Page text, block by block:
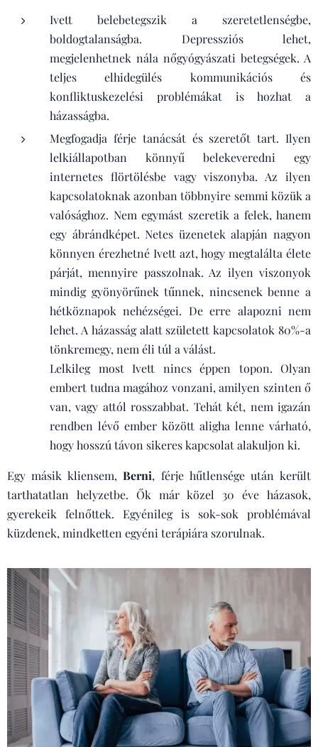
Ivett belebetegszik a szeretetlenségbe,
boldogtalanságba. Depressziós lehet,
megjelenhetnek nála nőgyógyászati betegségek. A
teljes elhidegülés kommunikációs és
konfliktuskezelési problémákat is hozhat a
házasságba.
Megfogadja férje tanácsát és szeretőt tart. Ilyen
lelkiállapotban könnyű belekeveredni egy
internetes flörtölésbe vagy viszonyba. Az ilyen
kapcsolatoknak azonban többnyire semmi közük a
valósághoz. Nem egymást szeretik a felek, hanem
egy ábrándképet. Netes üzenetek alapján nagyon
könnyen érezhetné Ivett azt, hogy megtalálta élete
párját, mennyire passzolnak. Az ilyen viszonyok
mindig gyönyörűnek tűnnek, nincsenek benne a
hétköznapok nehézségei. De erre alapozni nem
lehet. A házasság alatt született kapcsolatok 80%-a
tönkremegy, nem éli túl a válást.
Lelkileg most Ivett nincs éppen topon. Olyan
embert tudna magához vonzani, amilyen szinten ő
van, vagy attól rosszabbat. Tehát két, nem igazán
rendben lévő ember között aligha lenne várható,
hogy hosszú távon sikeres kapcsolat alakuljon ki.
Egy másik kliensem,Berni, férje hűtlensége után került
tarthatatlan helyzetbe. Ők már közel 30 éve házasok,
gyerekeik felnőttek. Egyénileg is sok-sok problémával
küzdenek, mindketten egyéni terápiára szorulnak.